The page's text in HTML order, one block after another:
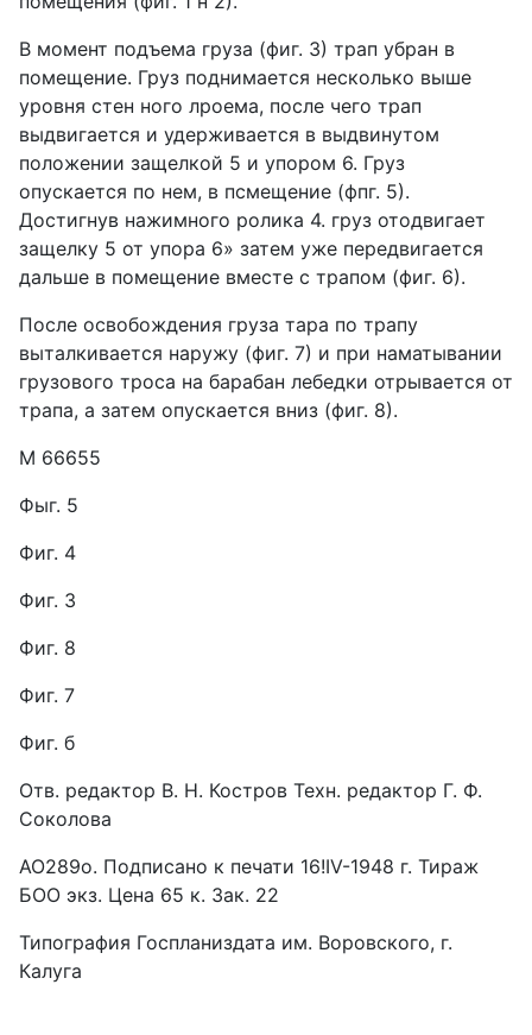
В момент подъема груза (фиг. 3) трап убран в
помещение. Груз поднимается несколько выше
уровня стен ного лроема, после чего трап
выдвигается и удерживается в выдвинутом
положении защелкой 5 и упором 6. Груз
опускается по нем, в псмещение (фпг. 5).
Достигнув нажимного ролика 4. груз отодвигает
защелку 5 от упора 6» затем уже передвигается
дальше в помещение вместе с трапом (фиг. 6).
После освобождения груза тара по трапу
выталкивается наружу (фиг. 7) и при наматывании
грузового троса на барабан лебедки отрывается от
трапа, а затем опускается вниз (фиг. 8).
М 66655
Фыг. 5
Фиг. 4
Фиг. 3
Фиг. 8
Фиг. 7
Фиг. б
Отв. редактор В. Н. Костров Техн. редактор Г. Ф.
Соколова
АО289о. Подписано к печати 16!IV-1948 г. Тираж
БОО экз. Цена 65 к. Зак. 22
Типография Госпланиздата им. Воровского, г.
Калуга